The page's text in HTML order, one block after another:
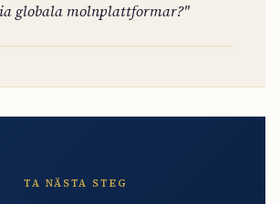
globala molnplattformar?"
TA NÄSTA STEG